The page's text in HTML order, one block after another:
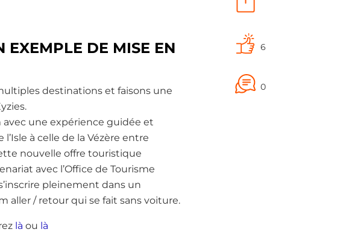
6
0
EXEMPLE DE MISE EN
destinations et faisons une
avec une expérience guidée et
à celle de la Vézère entre
nouvelle offre touristique
avec l’Office de Tourisme
pleinement dans un
aller / retour qui se fait sans voiture.
là ou là